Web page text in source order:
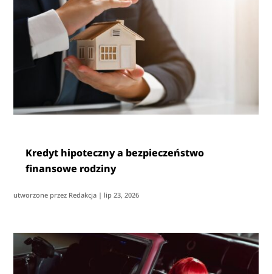
Kredyt hipoteczny a bezpieczeństwo
finansowe rodziny
utworzone przez Redakcja | lip 23, 2026